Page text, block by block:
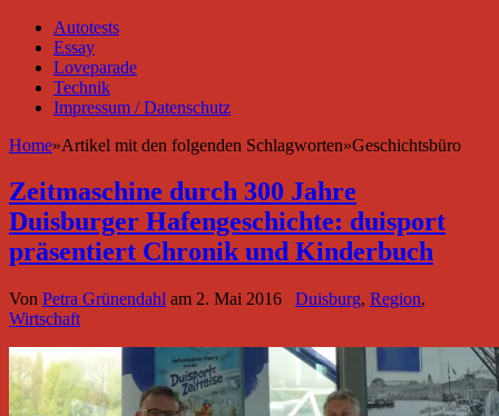
Autotests
Essay
Loveparade
Technik
Impressum / Datenschutz
Home»Artikel mit den folgenden Schlagworten»Geschichtsbüro
Zeitmaschine durch 300 Jahre
Duisburger Hafengeschichte: duisport
präsentiert Chronik und Kinderbuch
Von Petra Grünendahl am 2. Mai 2016 Duisburg, Region,
Wirtschaft